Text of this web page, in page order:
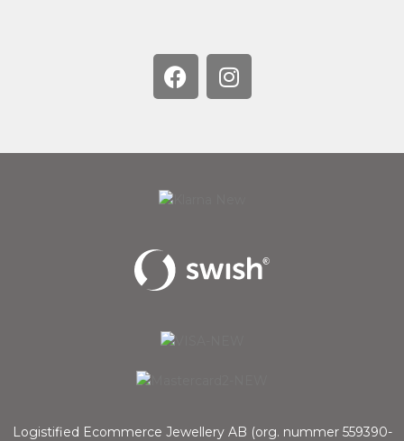
Logistified Ecommerce Jewellery AB (org. nummer 559390-